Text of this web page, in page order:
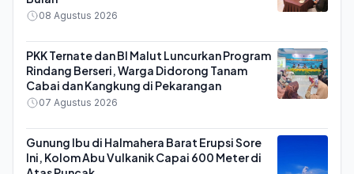
08 Agustus 2026
PKK Ternate dan BI Malut Luncurkan Program
Rindang Berseri, Warga Didorong Tanam
Cabai dan Kangkung di Pekarangan
07 Agustus 2026
Gunung Ibu di Halmahera Barat Erupsi Sore
Ini, Kolom Abu Vulkanik Capai 600 Meter di